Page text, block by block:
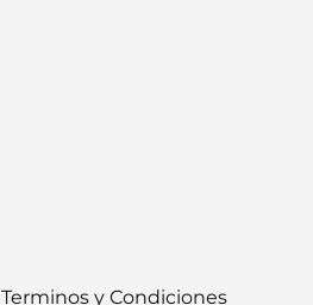
Terminos y Condiciones